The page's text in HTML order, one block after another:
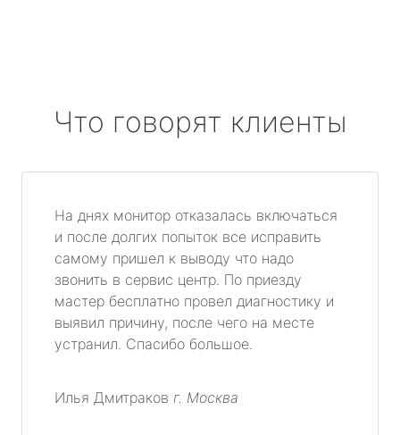
Что говорят клиенты
На днях монитор отказалась включаться
и после долгих попыток все исправить
самому пришел к выводу что надо
звонить в сервис центр. По приезду
мастер бесплатно провел диагностику и
выявил причину, после чего на месте
устранил. Спасибо большое.
Илья Дмитраков г. Москва